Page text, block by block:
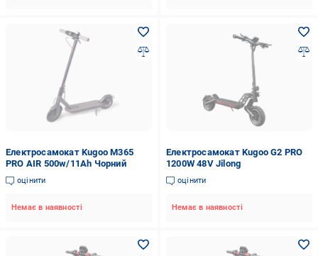
Електросамокат Kugoo M365
PRO AIR 500w/11Ah Чорний
оцінити
Немає в наявності
Електросамокат Kugoo G2 PRO
1200W 48V Jilong
оцінити
Немає в наявності